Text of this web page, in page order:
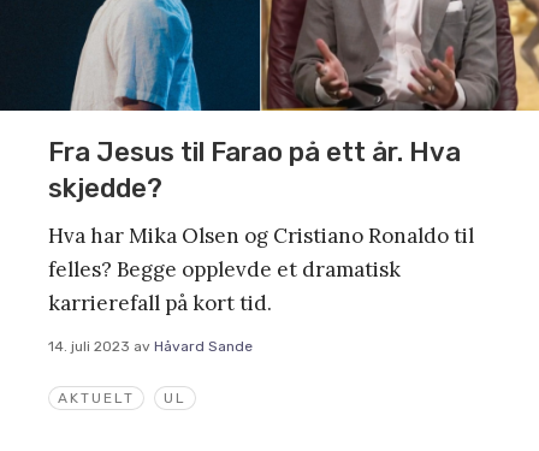
AKTUELT UL
Fra Jesus til Farao på ett år. Hva
skjedde?
Hva har Mika Olsen og Cristiano Ronaldo til
felles? Begge opplevde et dramatisk
karrierefall på kort tid.
14. juli 2023 av Håvard Sande